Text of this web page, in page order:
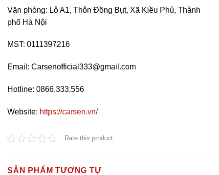
Văn phòng: Lô A1, Thôn Đồng Bụt, Xã Kiều Phú, Thành
phố Hà Nội
MST: 0111397216
Email: Carsenofficial333@gmail.com
Hotline: 0866.333.556
Website: https://carsen.vn/
Rate this product
SẢN PHẨM TƯƠNG TỰ